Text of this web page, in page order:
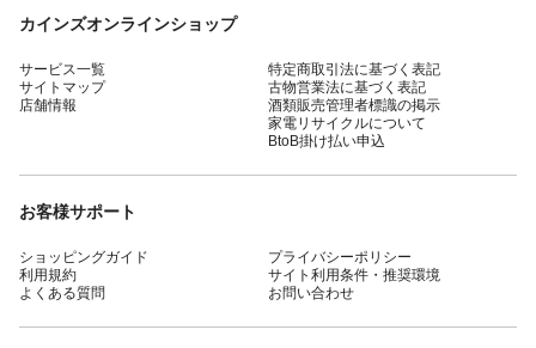
カインズオンラインショップ
サービス一覧
サイトマップ
店舗情報
特定商取引法に基づく表記
古物営業法に基づく表記
酒類販売管理者標識の掲示
家電リサイクルについて
BtoB掛け払い申込
お客様サポート
ショッピングガイド
利用規約
よくある質問
プライバシーポリシー
サイト利用条件・推奨環境
お問い合わせ